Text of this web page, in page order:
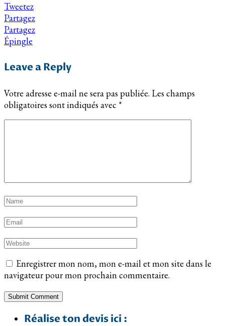
Tweetez
Partagez
Partagez
Épingle
Leave a Reply
Votre adresse e-mail ne sera pas publiée. Les champs
obligatoires sont indiqués avec *
Enregistrer mon nom, mon e-mail et mon site dans le
navigateur pour mon prochain commentaire.
Réalise ton devis ici :